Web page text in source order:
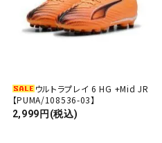
ウルトラプレイ 6 HG +Mid JR
【PUMA/108536-03】
2,999円(税込)